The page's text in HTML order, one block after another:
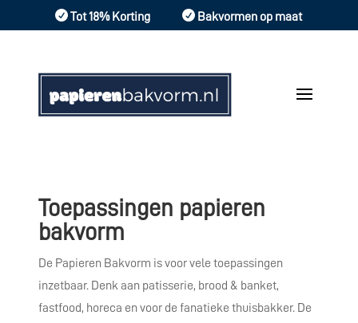
Tot 18% Korting  Bakvormen op maat
Toepassingen papieren
bakvorm
De Papieren Bakvorm is voor vele toepassingen
inzetbaar. Denk aan patisserie, brood & banket,
fastfood, horeca en voor de fanatieke thuisbakker. De